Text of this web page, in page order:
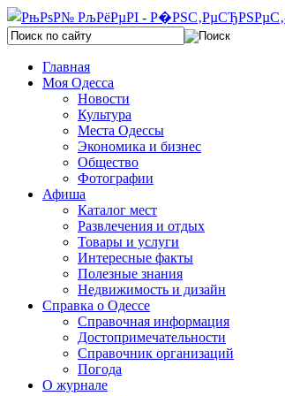
Главная
Моя Одесса
Новости
Культура
Места Одессы
Экономика и бизнес
Общество
Фотографии
Афиша
Каталог мест
Развлечения и отдых
Товары и услуги
Интересные факты
Полезные знания
Недвижимость и дизайн
Справка о Одессе
Справочная информация
Достопримечательности
Справочник организаций
Погода
О журнале